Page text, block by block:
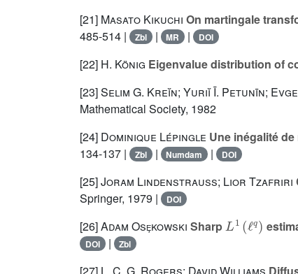
[21] Masato Kikuchi On martingale
485-514 |
Zbl | MR | DOI
[22] H. König Eigenvalue distribution of
[23]Selim G. Kreĭn; Yuriĭ Ī. Petunīn;
Mathematical Society, 1982
[24] Dominique Lépingle Une inégalité
134-137 |
Zbl | Numdam | DOI
[25]Joram Lindenstrauss; Lior Tzafriri
Springer, 1979 |
DOI
[26]Adam Osȩkowski Sharp
1 ℓ q
DOI | Zbl
[27] L. C. G. Rogers; David Williams